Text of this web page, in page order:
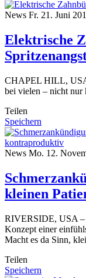
News Fr. 21. Juni
Elektrische
CHAPEL HILL, USA
bei vielen – nicht nur
Teilen
Speichern
News Mo. 12.
kleinen
RIVERSIDE, USA –
Konzept einer
Macht es da Sinn,
Teilen
Speichern